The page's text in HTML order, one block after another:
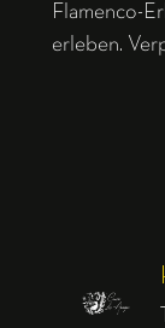
Flamenco-
erleben.